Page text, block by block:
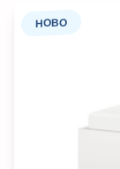
НОВО